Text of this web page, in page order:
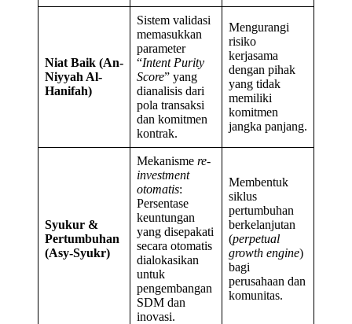
Niat Baik (An-
Niyyah Al-
Hanifah)
Sistem validasi
memasukkan
parameter
“Intent Purity
Score” yang
dianalisis dari
pola transaksi
dan komitmen
kontrak.
Mengurangi
risiko
kerjasama
dengan pihak
yang tidak
memiliki
komitmen
jangka panjang.
Syukur &
Pertumbuhan
(Asy-Syukr)
Mekanisme re-
investment
otomatis:
Persentase
keuntungan
yang disepakati
secara otomatis
dialokasikan
untuk
pengembangan
SDM dan
inovasi.
Membentuk
siklus
pertumbuhan
berkelanjutan
(perpetual
growth engine)
bagi
perusahaan dan
komunitas.